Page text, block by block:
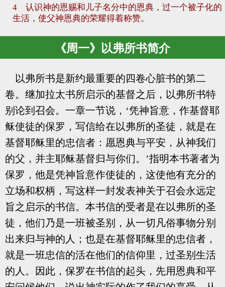
4 认识神的恩赐和儿子名分中的恩典，过一个被子化的
生活，使父神恩典的荣耀得着称赞。
《周一》以弗所书简介
以弗所书是新约最重要的四卷心脏书的第二
卷。继加拉太书所启示的基督之后，以弗所书特
别论到召会。一章一节说，‘凭神旨意，作基督耶
稣使徒的保罗，写信给在以弗所的圣徒，就是在
基督耶稣里的忠信者：愿恩典与平安，从神我们
的父，并主耶稣基督归与你们。’指明本书著者为
保罗，他是凭神旨意作使徒的，这使他有充分的
立场和权柄，写这样一封发表神关于召会永远定
旨之启示的书信。本书信的受者是在以弗所的圣
徒，他们乃是一班被圣别，从一切凡俗事物分别
出来归与神的人；也是在基督耶稣里的忠信者，
就是一班忠信的活在他们的信仰里，过圣别生活
的人。因此，保罗在书信的起头，先用恩典和平